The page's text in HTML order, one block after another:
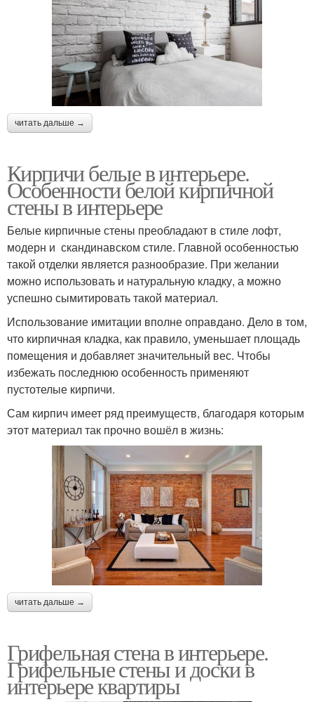
читать дальше →
Кирпичи белые в интерьере.
Особенности белой кирпичной
стены в интерьере
Белые кирпичные стены преобладают в стиле лофт,
модерн и скандинавском стиле. Главной особенностью
такой отделки является разнообразие. При желании
можно использовать и натуральную кладку, а можно
успешно сымитировать такой материал.
Использование имитации вполне оправдано. Дело в том,
что кирпичная кладка, как правило, уменьшает площадь
помещения и добавляет значительный вес. Чтобы
избежать последнюю особенность применяют
пустотелые кирпичи.
Сам кирпич имеет ряд преимуществ, благодаря которым
этот материал так прочно вошёл в жизнь:
читать дальше →
Грифельная стена в интерьере.
Грифельные стены и доски в
интерьере квартиры